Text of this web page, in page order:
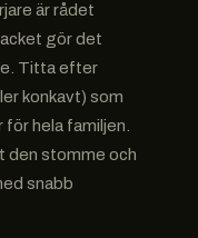
är rådet
gör det
Titta efter
konkavt) som
hela familjen.
den stomme och
snabb